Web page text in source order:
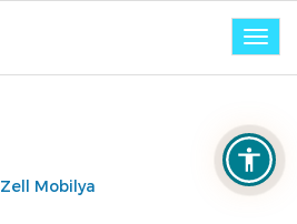
Zell Mobilya